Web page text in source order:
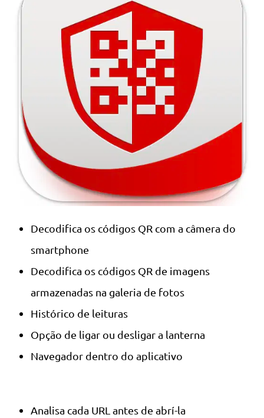
Decodifica os códigos QR com a câmera do
smartphone
Decodifica os códigos QR de imagens
armazenadas na galeria de fotos
Histórico de leituras
Opção de ligar ou desligar a lanterna
Navegador dentro do aplicativo
Analisa cada URL antes de abrí-la